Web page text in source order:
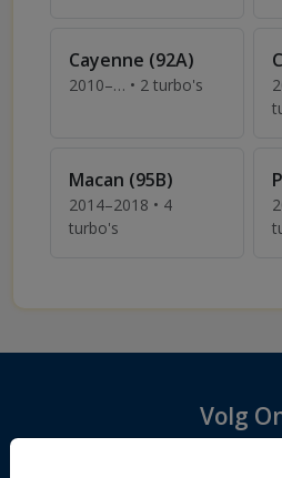
Cayenne (92A)
2010–… • 2 turbo's
Turbo's voor Porsche
Macan (95B)
2014–2018 • 4
turbo's
Volg